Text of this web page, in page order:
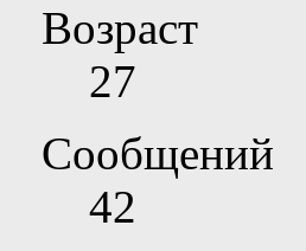
Возраст
27
Сообщений
42